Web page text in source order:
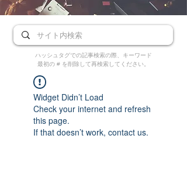
ハッシュタグでの記事検索の際、キーワード
最初の # を削除して再検索してください。
Widget Didn’t Load
Check your internet and refresh
this page.
If that doesn’t work, contact us.